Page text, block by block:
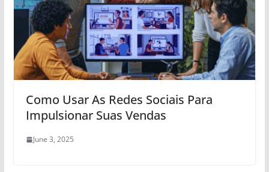
Como Usar As Redes Sociais Para
Impulsionar Suas Vendas
June 3, 2025